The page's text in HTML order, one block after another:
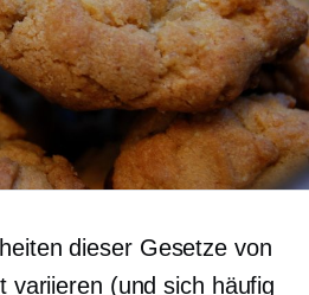
dieser Gesetze von
variieren (und sich häufig